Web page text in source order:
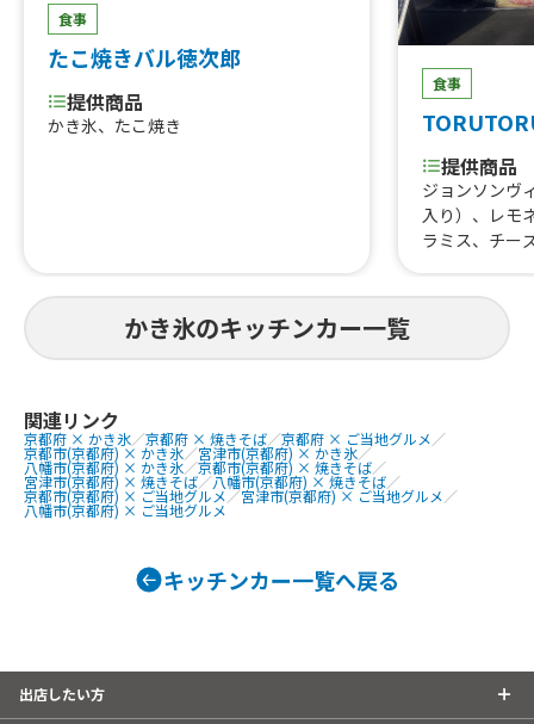
ンクリームソーダ、アルコールフリー
ビール、レモンスカッシュ、ノンアル
モヒート、アイスコーヒー、アイスカ
フェ・オ・レ、ホットコーヒー、ウィ
ンナーコーヒー、ホットカフェ・オ・
レ、ホットティー、ホットチョコ、コ
食事
たこ焼きバル徳次郎
提供商品
かき氷、たこ焼き
食事
提供商品
ジョンソンヴ
入り）、レモ
ラミス、チー
すじ煮込み、
重、はらみ
牛タン串、
にわ黒牛ステ
焼肉丼、大阪
0個、チュロ
かき氷のキッチンカー一覧
関連リンク
京都府 × かき氷／京都府 × 焼きそば／京都府 × ご当地グルメ／
京都市(京都府) × かき氷／宮津市(京都府) × かき氷／
八幡市(京都府) × かき氷／京都市(京都府) × 焼きそば／
宮津市(京都府) × 焼きそば／八幡市(京都府) × 焼きそば／
京都市(京都府) × ご当地グルメ／宮津市(京都府) × ご当地グルメ／
八幡市(京都府) × ご当地グルメ
キッチンカー一覧へ戻る
出店したい方